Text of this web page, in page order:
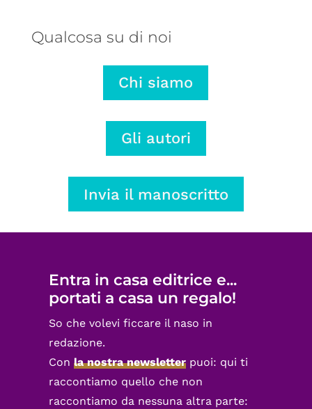
Qualcosa su di noi
Chi siamo
Gli autori
Invia il manoscritto
Entra in casa editrice e...
portati a casa un regalo!
So che volevi ficcare il naso in
redazione.
Con la nostra newsletterpuoi: qui ti
raccontiamo quello che non
raccontiamo da nessuna altra parte: